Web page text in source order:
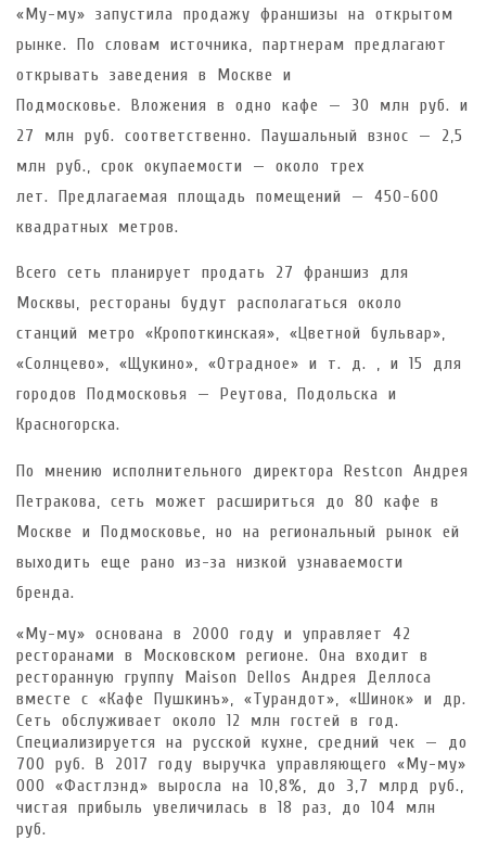
«Му-му» запустила продажу франшизы на открытом
рынке. По словам источника, партнерам предлагают
открывать заведения в Москве и
Подмосковье. Вложения в одно кафе — 30 млн руб. и
27 млн руб. соответственно. Паушальный взнос — 2,5
млн руб., срок окупаемости — около трех
лет. Предлагаемая площадь помещений — 450-600
квадратных метров.
Всего сеть планирует продать 27 франшиз для
Москвы, рестораны будут располагаться около
станций метро «Кропоткинская», «Цветной бульвар»,
«Солнцево», «Щукино», «Отрадное» и т. д. , и 15 для
городов Подмосковья — Реутова, Подольска и
Красногорска.
По мнению исполнительного директора Restcon Андрея
Петракова, сеть может расшириться до 80 кафе в
Москве и Подмосковье, но на региональный рынок ей
выходить еще рано из-за низкой узнаваемости
бренда.
«Му-му» основана в 2000 году и управляет 42
ресторанами в Московском регионе. Она входит в
ресторанную группу Maison Dellos Андрея Деллоса
вместе с «Кафе Пушкинъ», «Турандот», «Шинок» и др.
Сеть обслуживает около 12 млн гостей в год.
Специализируется на русской кухне, средний чек — до
700 руб. В 2017 году выручка управляющего «Му-му»
ООО «Фастлэнд» выросла на 10,8%, до 3,7 млрд руб.,
чистая прибыль увеличилась в 18 раз, до 104 млн
руб.